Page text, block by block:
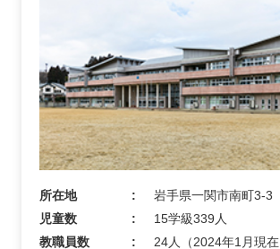
所在地
岩手県一関市南町3-3
児童数
15学級339人
教職員数
24人（2024年1月現